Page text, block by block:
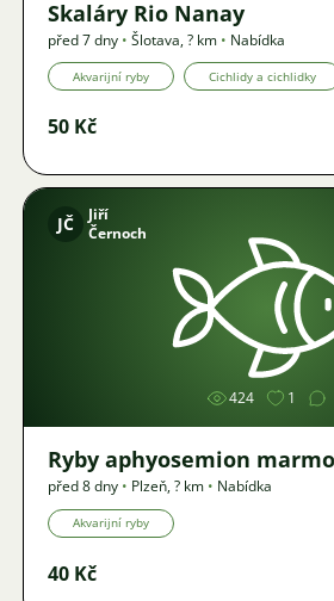
Skaláry Rio Nanay
před 7 dny • Šlotava,? km • Nabídka
Akvarijní ryby Cichlidy a cichlidky
50 Kč
JČ
Jiří
Černoch
424 1
Ryby aphyosemion
před 8 dny • Plzeň,? km • Nabídka
Akvarijní ryby
40 Kč